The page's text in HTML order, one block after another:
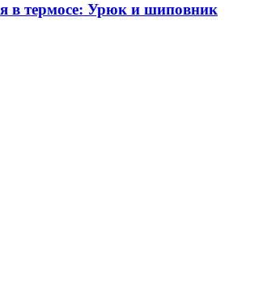
в термосе: Урюк и шиповник